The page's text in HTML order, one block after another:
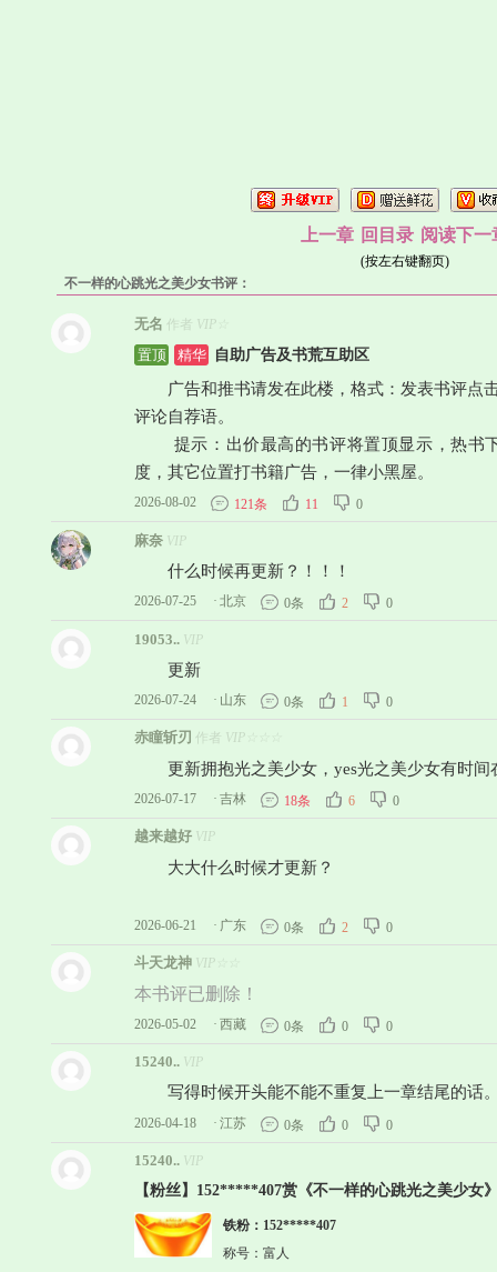
上一章 回目录 阅读下一
(按左右键翻页)
不一样的心跳光之美少女书评：
无名 作者 VIP☆
置顶
精华 自助广告及书荒互助区
广告和推书请发在此楼，格式：发表书评点击
评论自荐语。
提示：出价最高的书评将置顶显示，热书
度，其它位置打书籍广告，一律小黑屋。
2026-08-02 121条 11 0
麻奈 VIP
什么时候再更新？！！！
2026-07-25 · 北京 0条 2 0
19053.. VIP
更新
2026-07-24 · 山东 0条 1 0
赤瞳斩刃 作者 VIP☆☆☆
更新拥抱光之美少女，yes光之美少女有时间
2026-07-17 · 吉林 18条 6 0
越来越好 VIP
大大什么时候才更新？
2026-06-21 · 广东 0条 2 0
斗天龙神 VIP☆☆
本书评已删除！
2026-05-02 · 西藏 0条 0 0
15240.. VIP
写得时候开头能不能不重复上一章结尾的话
2026-04-18 · 江苏 0条 0 0
15240.. VIP
【粉丝】152*****407赏《不一样的心跳光之美少女
铁粉：152*****407
称号：富人